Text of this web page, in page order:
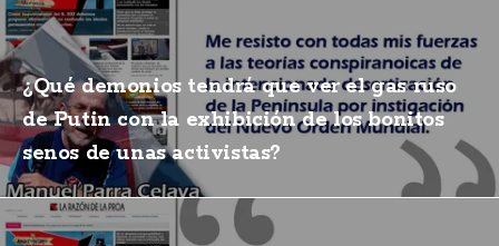
¿Qué demonios tendrá que ver el gas ruso
de Putin con la exhibición de los bonitos
senos de unas activistas?